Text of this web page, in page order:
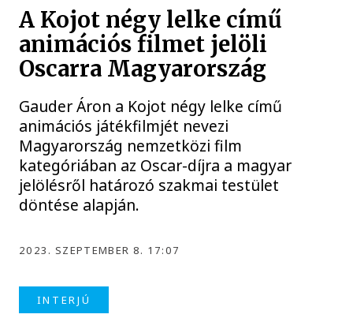
A Kojot négy lelke című
animációs filmet jelöli
Oscarra Magyarország
Gauder Áron a Kojot négy lelke című
animációs játékfilmjét nevezi
Magyarország nemzetközi film
kategóriában az Oscar-díjra a magyar
jelölésről határozó szakmai testület
döntése alapján.
2023. SZEPTEMBER 8. 17:07
INTERJÚ